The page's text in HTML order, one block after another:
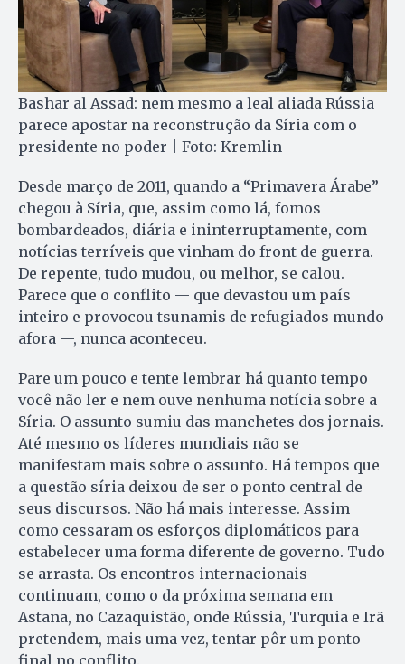
Bashar al Assad: nem mesmo a leal aliada Rússia
parece apostar na reconstrução da Síria com o
presidente no poder | Foto: Kremlin
Desde março de 2011, quando a “Primavera Árabe”
chegou à Síria, que, assim como lá, fomos
bombardeados, diária e ininterruptamente, com
notícias terríveis que vinham do front de guerra.
De repente, tudo mudou, ou melhor, se calou.
Parece que o conflito — que devastou um país
inteiro e provocou tsunamis de refugiados mundo
afora —, nunca aconteceu.
Pare um pouco e tente lembrar há quanto tempo
você não ler e nem ouve nenhuma notícia sobre a
Síria. O assunto sumiu das manchetes dos jornais.
Até mesmo os líderes mundiais não se
manifestam mais sobre o assunto. Há tempos que
a questão síria deixou de ser o ponto central de
seus discursos. Não há mais interesse. Assim
como cessaram os esforços diplomáticos para
estabelecer uma forma diferente de governo. Tudo
se arrasta. Os encontros internacionais
continuam, como o da próxima semana em
Astana, no Cazaquistão, onde Rússia, Turquia e Irã
pretendem, mais uma vez, tentar pôr um ponto